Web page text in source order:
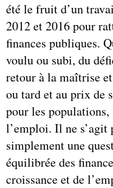
été le fruit d’un
2012 et 2016 pour
finances publiques.
voulu ou subi, du
retour à la maîtrise
ou tard et au prix de
pour les
l’emploi. Il ne s’agit
simplement une
équilibrée des
croissance et de